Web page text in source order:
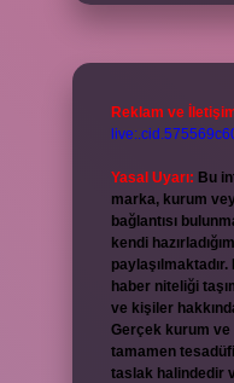
Reklam ve
Yasal Uyarı: Bu
marka, kurum
bağlantısı
kendi
haber niteliği
ve kişiler
Gerçek kurum
tamamen
taslak halindedir